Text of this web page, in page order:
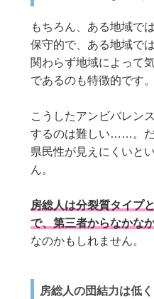
もちろん、ある地域で
保守的で、ある地域で
関わらず地域によって
であるのも特徴的です。
こうしたアンビバレン
するのは難しい……。
県民性が見えにくいと
ん。
房総人は分裂質タイプ
で、第三者からなかな
なのかもしれません。
房総人の団結力は低く